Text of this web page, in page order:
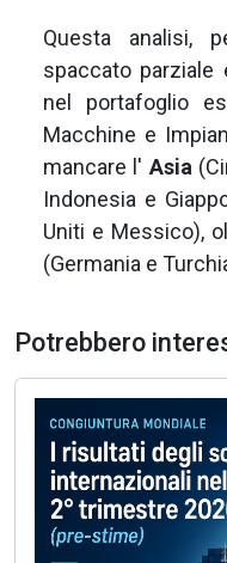
Questa analisi,
spaccato parziale
nel portafoglio
Macchine e
mancare l' Asia
Indonesia e
Uniti e Messico),
(Germania e
Potrebbero